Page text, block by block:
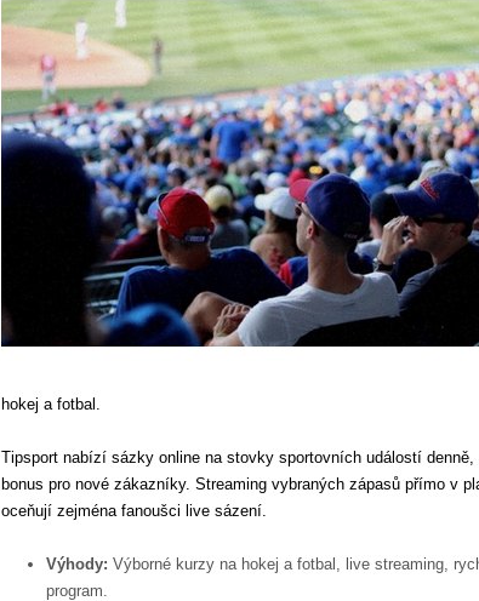
hokej a fotbal.
Tipsport nabízí sázky online na stovky sportovních událostí
bonus pro nové zákazníky. Streaming vybraných zápasů přímo v
oceňují zejména fanoušci live sázení.
Výhody: Výborné kurzy na hokej a fotbal, live streaming,
program.